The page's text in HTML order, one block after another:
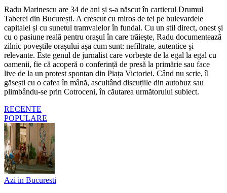
Radu Marinescu are 34 de ani și s-a născut în cartierul Drumul
Taberei din București. A crescut cu miros de tei pe bulevardele
capitalei și cu sunetul tramvaielor în fundal. Cu un stil direct, onest și
cu o pasiune reală pentru orașul în care trăiește, Radu documentează
zilnic poveștile orașului așa cum sunt: nefiltrate, autentice și
relevante. Este genul de jurnalist care vorbește de la egal la egal cu
oamenii, fie că acoperă o conferință de presă la primărie sau face
live de la un protest spontan din Piața Victoriei. Când nu scrie, îl
găsești cu o cafea în mână, ascultând discuțiile din autobuz sau
plimbându-se prin Cotroceni, în căutarea următorului subiect.
RECENTE
POPULARE
Azi in Bucuresti